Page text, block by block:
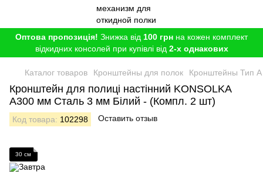
Оптова пропозиція! Знижка від 100 грн на кожен комплект
відкидних консолей при купівлі від 2-х однакових
Каталог товаров Кронштейны для полок Кронштейны Тип A
Кронштейн для полиці настінний KONSOLKA
A300 мм Сталь 3 мм Білий - (Компл. 2 шт)
Код товара: 102298 Оставить отзыв
30 см